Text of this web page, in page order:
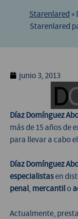
Starenlared »
Starenlared
junio 3, 2013
Díaz Domínguez
más de 15 años de
para llevar a cabo el
Díaz Domínguez
especialistasen
penal,mercantilo
Actualmente,